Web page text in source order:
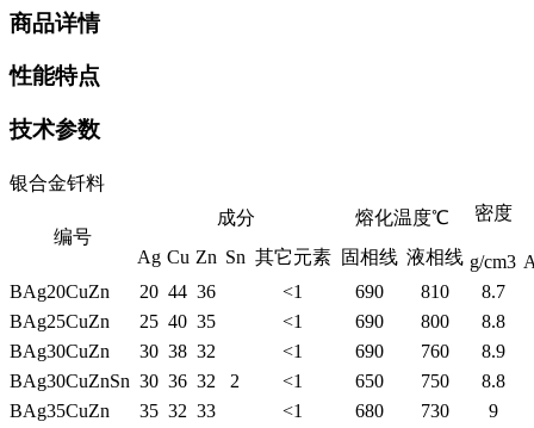
商品详情
性能特点
技术参数
银合金钎料
编号
成分 熔化温度℃ 密度
g/cm3
Ag Cu Zn Sn 其它元素 固相线 液相线
BAg20CuZn
20 44 36 <1 690 810
8.7
BAg25CuZn
25 40 35 <1 690 800
8.8
BAg30CuZn
30 38 32 <1 690 760
8.9
BAg30CuZnSn 30 36 32 2 <1 650 750
8.8
BAg35CuZn
35 32 33 <1 680 730
9